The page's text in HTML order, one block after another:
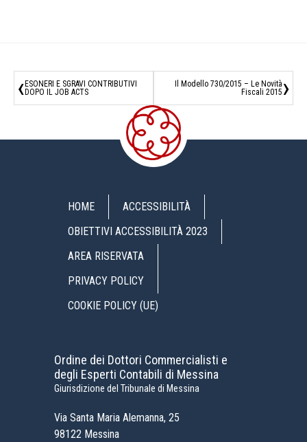
‹ ESONERI E SGRAVI CONTRIBUTIVI
DOPO IL JOB ACTS
Il Modello 730/2015 – Le Novità
Fiscali 2015 ›
HOME
ACCESSIBILITÀ
OBIETTIVI ACCESSIBILITÀ 2023
AREA RISERVATA
PRIVACY POLICY
COOKIE POLICY (UE)
Ordine dei Dottori Commercialisti e
degli Esperti Contabili di Messina
Giurisdizione del Tribunale di Messina
Via Santa Maria Alemanna, 25
98122 Messina